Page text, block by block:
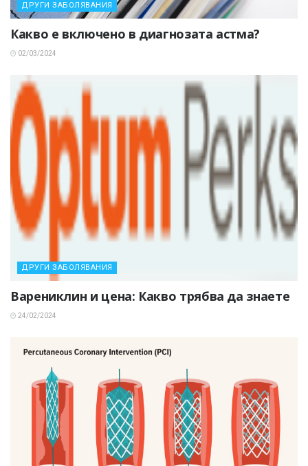
ДРУГИ ЗАБОЛЯВАНИЯ
Какво е включено в диагнозата астма?
02/03/2024
ДРУГИ ЗАБОЛЯВАНИЯ
Варениклин и цена: Какво трябва да знаете
24/02/2024